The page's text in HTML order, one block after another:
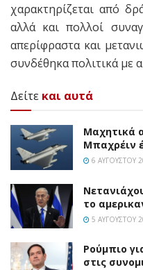
χαρακτηρίζεται από
αλλά και πολλοί
απερίφραστα και
συνδέθηκα πολιτικά με
Δείτε και αυτά
Mαχητικά
Μπαχρέιν
6 ΑΥΓΟΎΣΤΟΥ
το
5 ΑΥΓΟΎΣΤΟΥ
Ρούμπιο
στις